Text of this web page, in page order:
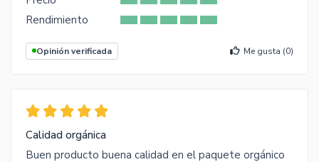
Rendimiento
Opinión verificada Me gusta (0)
Calidad orgánica
Buen producto buena calidad en el paquete orgánico